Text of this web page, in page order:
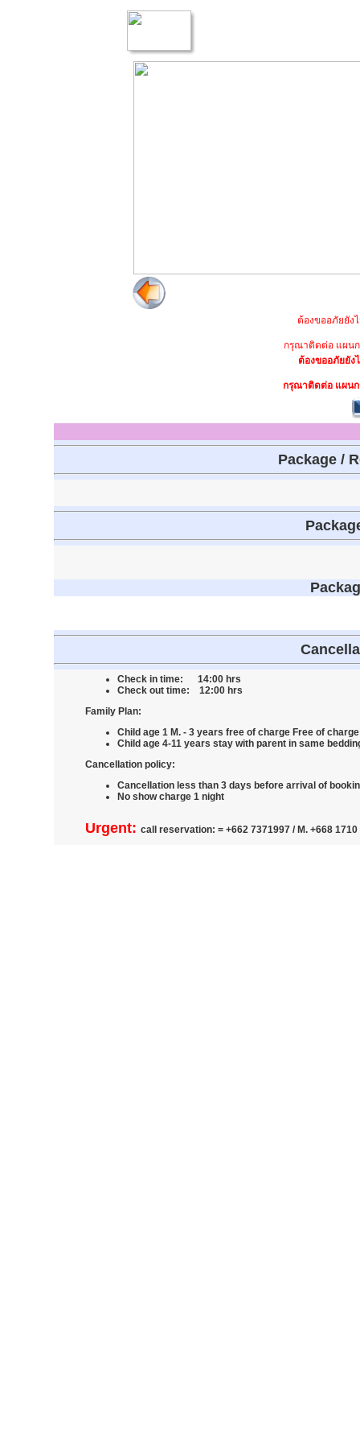
ต้องขออภัยยัง
กรุณาติดต่อ แผนก
ต้องขออภัยยัง
กรุณาติดต่อ แผนก
Package /
Check in time: 14:00 hrs
Check out time: 12:00 hrs
Family Plan:
Child age 1 M. - 3 years free of charge Free of charge
Child age 4-11 years stay with parent in same
Cancellation policy:
Cancellation less than 3 days before arrival of
No show charge 1 night
Urgent: call reservation: = +662 7371997 / M. +668 1710